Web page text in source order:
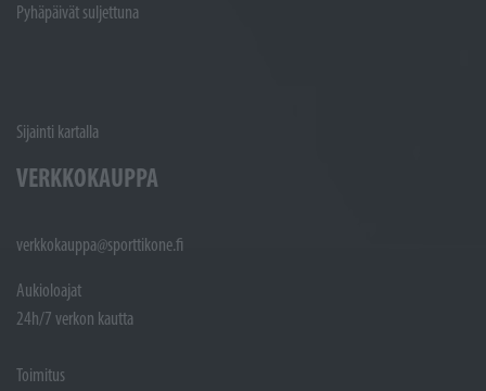
Pyhäpäivät suljettuna
Sijainti kartalla
VERKKOKAUPPA
verkkokauppa@sporttikone.fi
Aukioloajat
24h/7 verkon kautta
Toimitus